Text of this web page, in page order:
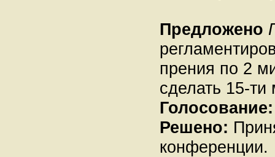
Предложено
прения по 2
сделать 15-
Голосование:
Решено:
конференции.